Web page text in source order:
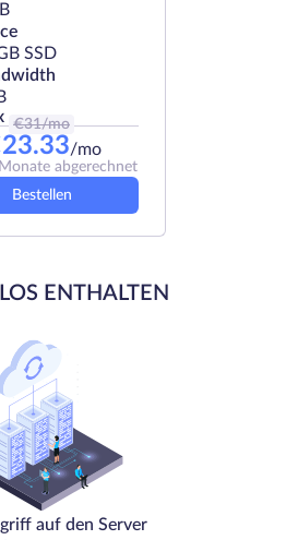
SSD
€31/mo
23.33/mo
abgerechnet
Bestellen
ENTHALTEN
auf den Server